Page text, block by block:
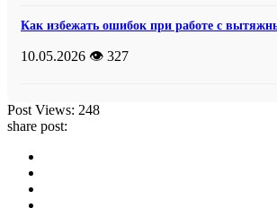
Как избежать ошибок при работе с
10.05.2026 👁️ 327
Post Views: 248
share post: